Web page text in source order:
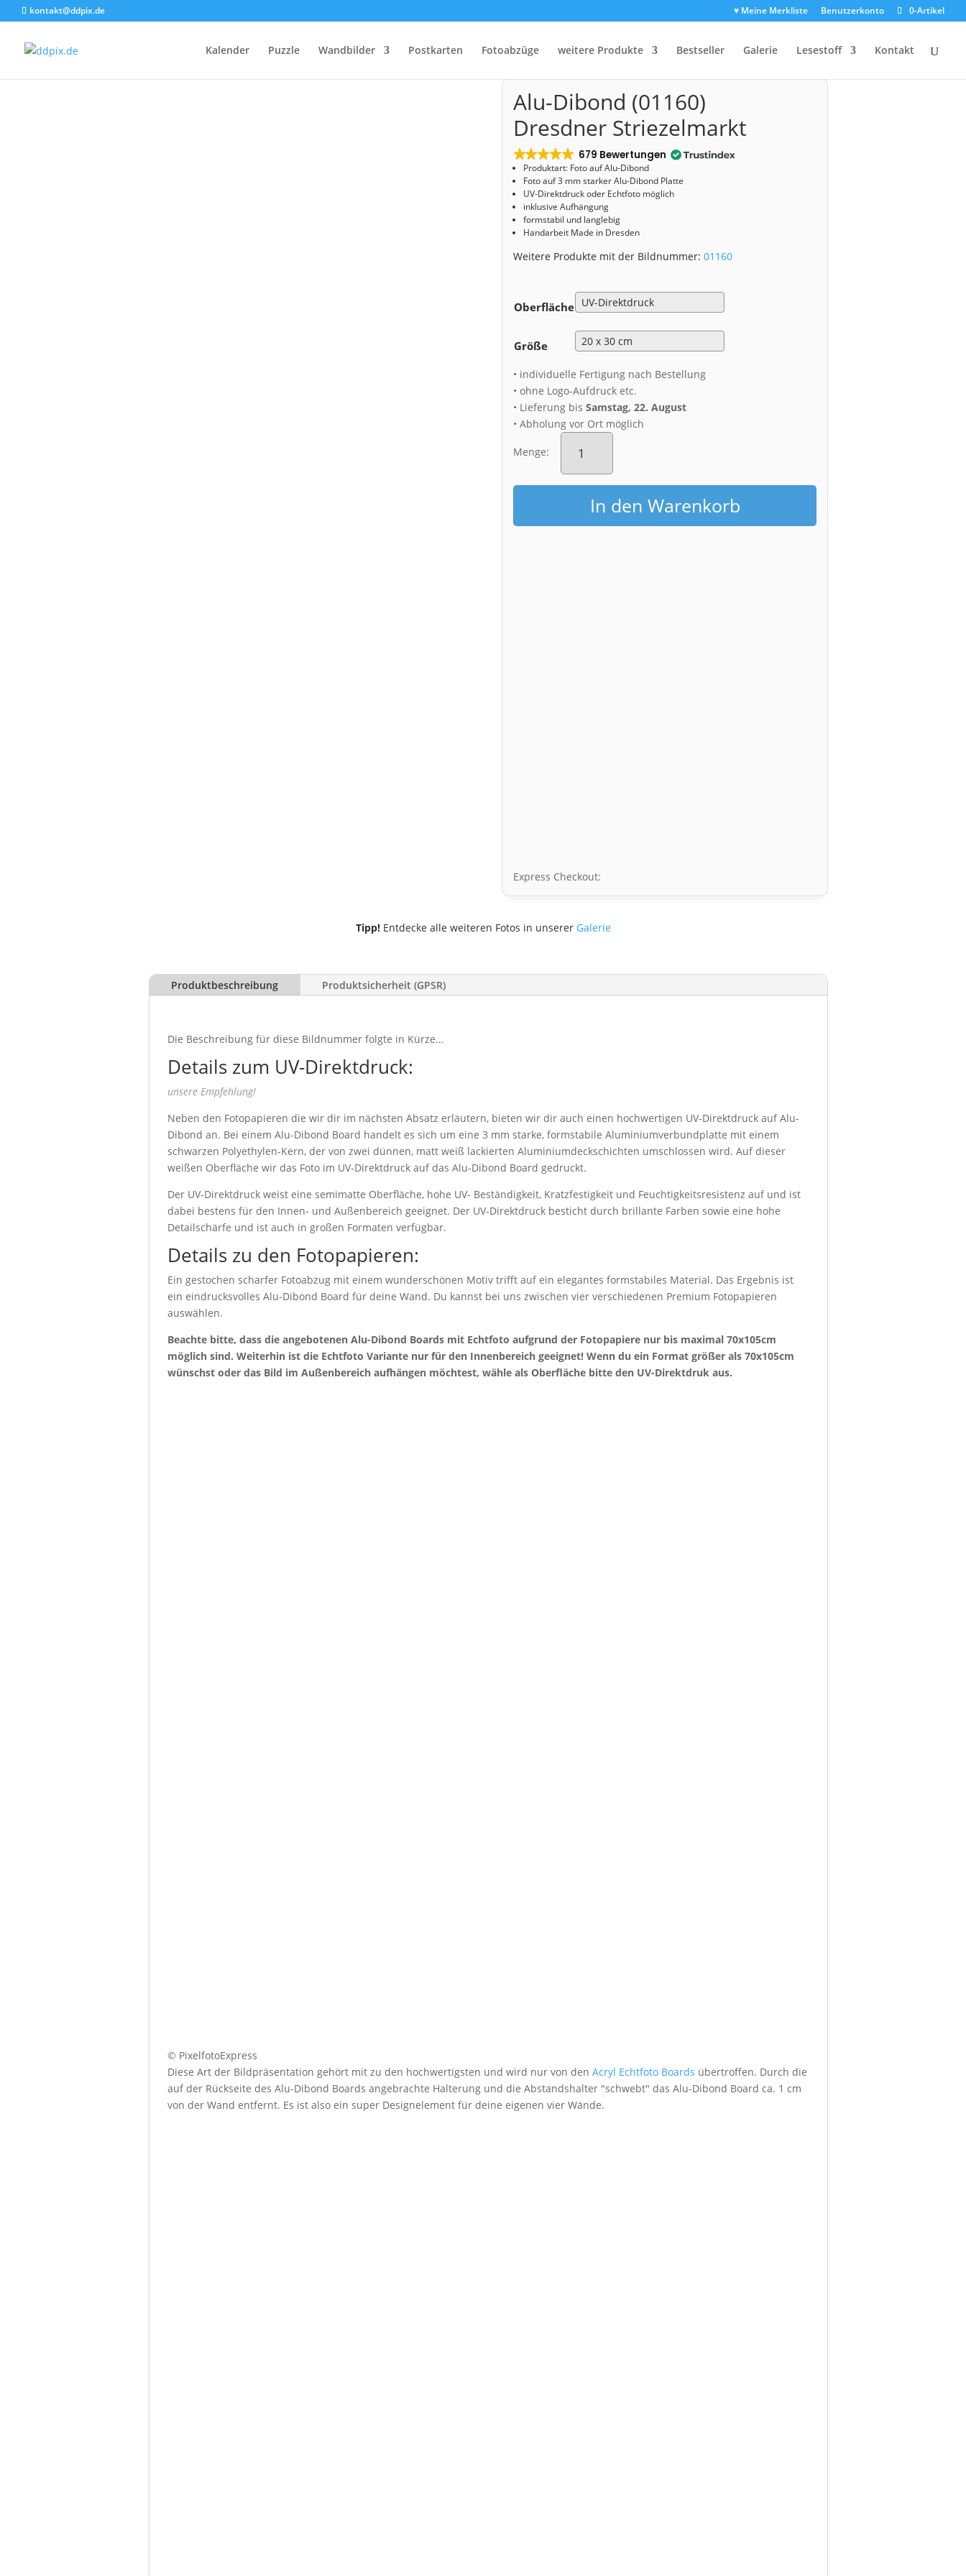
kontakt@ddpix.de ♥ Meine Merkliste Benutzerkonto 0-Artikel
Kalender Puzzle Wandbilder Postkarten Fotoabzüge weitere Produkte Bestseller Galerie Lesestoff Kontakt
36,75€
Enthält 19% MwSt.
Versand
Alu-Dibond (01160)
Dresdner Striezelmarkt
679 Bewertungen
Produktart: Foto auf Alu-Dibond
Foto auf 3 mm starker Alu-Dibond Platte
UV-Direktdruck oder Echtfoto möglich
inklusive Aufhängung
formstabil und langlebig
Handarbeit Made in Dresden
Weitere Produkte mit der Bildnummer:01160
Oberfläche
Größe
• individuelle Fertigung nach Bestellung
• ohne Logo-Aufdruck etc.
• Lieferung bisSamstag, 22. August
• Abholung vor Ort möglich
Menge:
Alu-
Dibond
Dresdner
Striezelmarkt
MengeIn den Warenkorb
Express Checkout:
Tipp!Entdecke alle weiteren Fotos in unserer Galerie
Produktbeschreibung Produktsicherheit (GPSR)
Die Beschreibung für diese Bildnummer folgte in Kürze...
Details zum UV-Direktdruck:
unsere Empfehlung!
Neben den Fotopapieren die wir dir im nächsten Absatz erläutern, bieten wir dir auch einen hochwertigen UV-Direktdruck auf Alu-
Dibond an. Bei einem Alu-Dibond Board handelt es sich um eine 3 mm starke, formstabile Aluminiumverbundplatte mit einem
schwarzen Polyethylen-Kern, der von zwei dünnen, matt weiß lackierten Aluminiumdeckschichten umschlossen wird. Auf dieser
weißen Oberfläche wir das Foto im UV-Direktdruck auf das Alu-Dibond Board gedruckt.
Der UV-Direktdruck weist eine semimatte Oberfläche, hohe UV- Beständigkeit, Kratzfestigkeit und Feuchtigkeitsresistenz auf und ist
dabei bestens für den Innen- und Außenbereich geeignet. Der UV-Direktdruck besticht durch brillante Farben sowie eine hohe
Detailschärfe und ist auch in großen Formaten verfügbar.
Details zu den Fotopapieren:
Ein gestochen scharfer Fotoabzug mit einem wunderschönen Motiv trifft auf ein elegantes formstabiles Material. Das Ergebnis ist
ein eindrucksvolles Alu-Dibond Board für deine Wand. Du kannst bei uns zwischen vier verschiedenen Premium Fotopapieren
auswählen.
Beachte bitte, dass die angebotenen Alu-Dibond Boards mit Echtfoto aufgrund der Fotopapiere nur bis maximal 70x105cm
möglich sind. Weiterhin ist die Echtfoto Variante nur für den Innenbereich geeignet! Wenn du ein Format größer als 70x105cm
wünschst oder das Bild im Außenbereich aufhängen möchtest, wähle als Oberfläche bitte den UV-Direktdruk aus.
© PixelfotoExpress
Diese Art der Bildpräsentation gehört mit zu den hochwertigsten und wird nur von den Acryl Echtfoto Boards übertroffen. Durch die
auf der Rückseite des Alu-Dibond Boards angebrachte Halterung und die Abstandshalter "schwebt" das Alu-Dibond Board ca. 1 cm
von der Wand entfernt. Es ist also ein super Designelement für deine eigenen vier Wände.